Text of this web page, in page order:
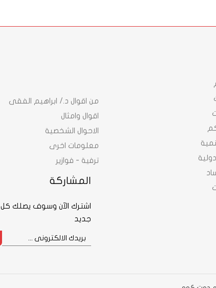
من اقوال د./ ابراهيم الفقى
اقوال وامثال
الاحوال الشخصية
معلومات اخرى
ترفية - فوازير
المشاركة
اشترك الآن وسوف يصلك كل
جديد